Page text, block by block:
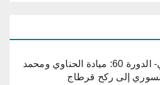
مهرجان قرطاج الدولي- الدورة 60: ميادة الحناوي ومحمد
إلى ركح قرطاج